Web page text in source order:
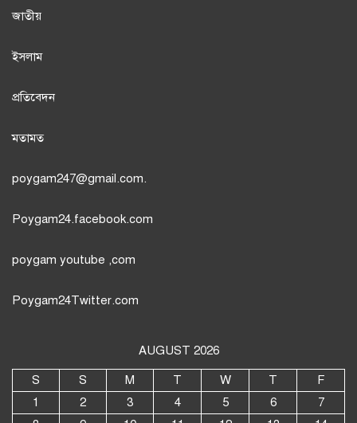
জাতীয়
ইসলাম
প্রতিবেদন
মতামত
poygam247@gmail.com.
Poygam24.facebook.com
poygam youtube ,com
Poygam24Twitter.com
AUGUST 2026
S S M T W T
F
1
2 3 4 5 6
7